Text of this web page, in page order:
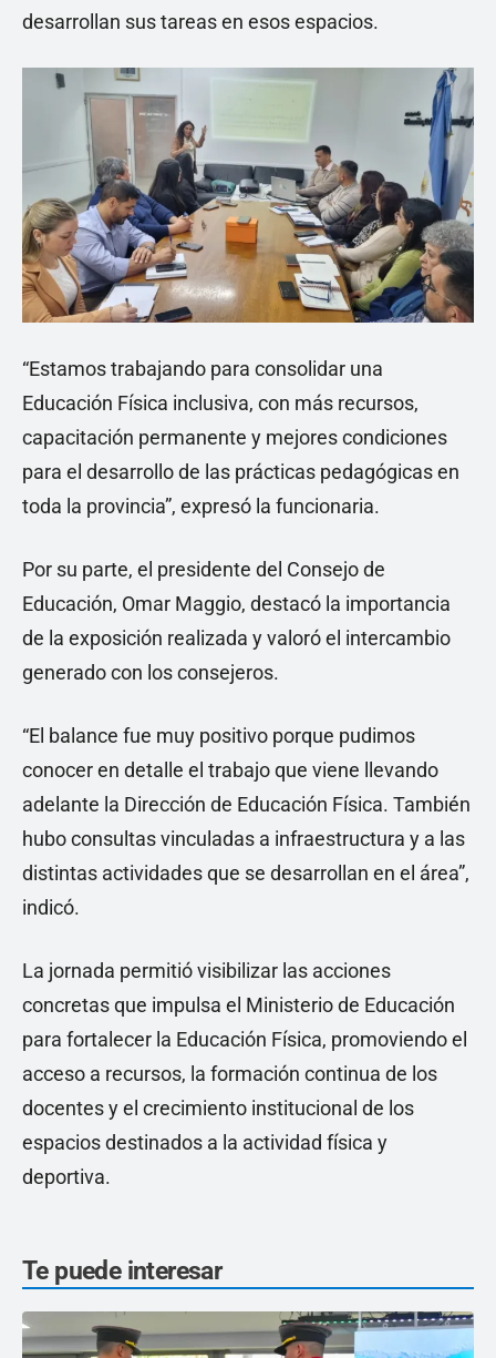
desarrollan sus tareas en esos espacios.
“Estamos trabajando para consolidar una
Educación Física inclusiva, con más recursos,
capacitación permanente y mejores condiciones
para el desarrollo de las prácticas pedagógicas en
toda la provincia”, expresó la funcionaria.
Por su parte, el presidente del Consejo de
Educación, Omar Maggio, destacó la importancia
de la exposición realizada y valoró el intercambio
generado con los consejeros.
“El balance fue muy positivo porque pudimos
conocer en detalle el trabajo que viene llevando
adelante la Dirección de Educación Física. También
hubo consultas vinculadas a infraestructura y a las
distintas actividades que se desarrollan en el área”,
indicó.
La jornada permitió visibilizar las acciones
concretas que impulsa el Ministerio de Educación
para fortalecer la Educación Física, promoviendo el
acceso a recursos, la formación continua de los
docentes y el crecimiento institucional de los
espacios destinados a la actividad física y
deportiva.
Te puede interesar